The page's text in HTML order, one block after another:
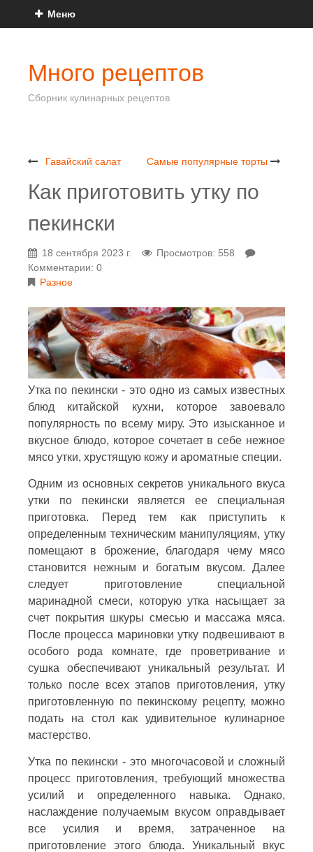
Меню
Много рецептов
Сборник кулинарных рецептов
Гавайский салат Самые популярные торты
Как приготовить утку по
пекински
18 сентября 2023 г.
Просмотров: 558
Комментарии: 0
Разное
Утка по пекински - это одно из самых известных
блюд китайской кухни, которое завоевало
популярность по всему миру. Это изысканное и
вкусное блюдо, которое сочетает в себе нежное
мясо утки, хрустящую кожу и ароматные специи.
Одним из основных секретов уникального вкуса
утки по пекински является ее специальная
приготовка. Перед тем как приступить к
определенным техническим манипуляциям, утку
помещают в брожение, благодаря чему мясо
становится нежным и богатым вкусом. Далее
следует приготовление специальной
маринадной смеси, которую утка насыщает за
счет покрытия шкуры смесью и массажа мяса.
После процесса мариновки утку подвешивают в
особого рода комнате, где проветривание и
сушка обеспечивают уникальный результат. И
только после всех этапов приготовления, утку
приготовленную по пекинскому рецепту, можно
подать на стол как удивительное кулинарное
мастерство.
Утка по пекински - это многочасовой и сложный
процесс приготовления, требующий множества
усилий и определенного навыка. Однако,
наслаждение получаемым вкусом оправдывает
все усилия и время, затраченное на
приготовление этого блюда. Уникальный вкус